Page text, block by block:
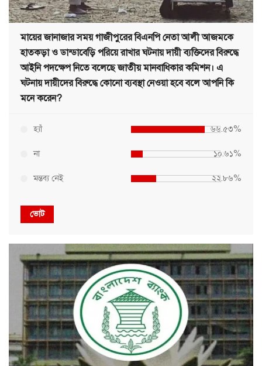
মায়ের জানাজার সময় গাজীপুরের বিএনপি নেতা আলী আজমকে
হাতকড়া ও ডান্ডাবেড়ি পরিয়ে রাখার ঘটনায় দায়ী ব্যক্তিদের বিরুদ্ধে
আইনি পদক্ষেপ নিতে বলেছে জাতীয় মানবাধিকার কমিশন। এ
ঘটনায় দায়ীদের বিরুদ্ধে কোনো ব্যবস্থা নেওয়া হবে বলে আপনি কি
মনে করেন?
হ্যাঁ ৬৬.৫৩%
না ১০.৬১%
মন্তব্য নেই ২২.৮৬%
ভোট